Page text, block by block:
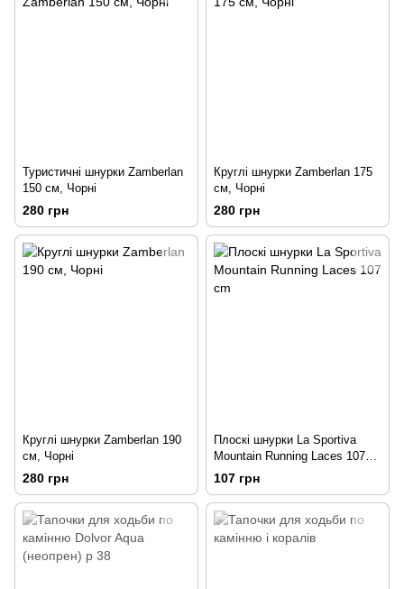
Туристичні шнурки Zamberlan
150 см, Чорні
280 грн
Круглі шнурки Zamberlan 175
см, Чорні
280 грн
Круглі шнурки Zamberlan 190
см, Чорні
280 грн
Плоскі шнурки La Sportiva
Mountain Running Laces 107
cm
107 грн